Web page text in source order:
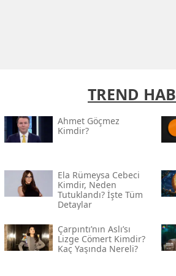
TREND
Ahmet Göçmez
Kimdir?
Ela Rümeysa Cebeci
Kimdir, Neden
Tutuklandı? İşte Tüm
Detaylar
Çarpıntı’nın Aslı’sı
Lizge Cömert Kimdir?
Kaç Yaşında Nereli?